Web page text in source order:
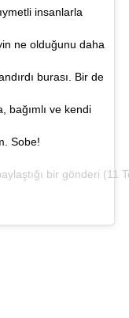
insanlarla
ne olduğunu daha
burası. Bir de
bağımlı ve kendi
Sobe!
bir gönderi (11